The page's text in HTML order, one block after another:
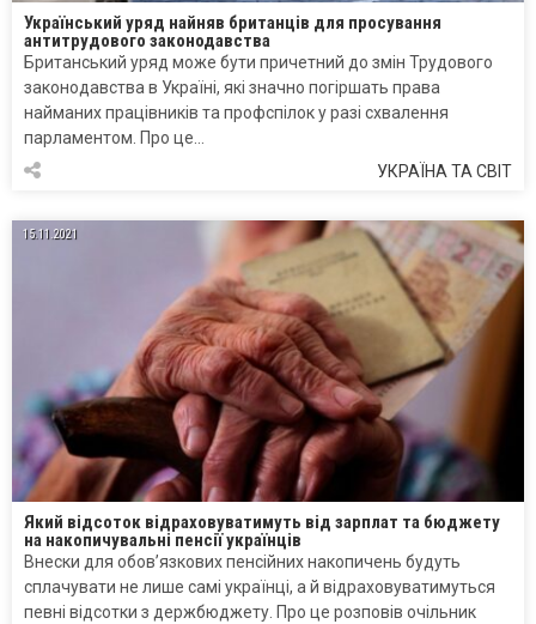
Український уряд найняв британців для просування
антитрудового законодавства
Британський уряд може бути причетний до змін Трудового
законодавства в Україні, які значно погіршать права
найманих працівників та профспілок у разі схвалення
парламентом. Про це…
УКРАЇНА ТА СВІТ
15.11.2021
Який відсоток відраховуватимуть від зарплат та бюджету
на накопичувальні пенсії українців
Внески для обов’язкових пенсійних накопичень будуть
сплачувати не лише самі українці, а й відраховуватимуться
певні відсотки з держбюджету. Про це розповів очільник